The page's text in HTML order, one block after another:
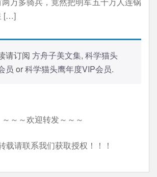
[…]
请订阅 方舟子美文集, 科学猫头
员 or科学猫头鹰年度VIP会员.
～～～欢迎转发～～～
载请联系我们获取授权！！！